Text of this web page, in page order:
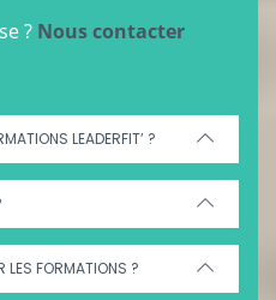
? Nous contacter
LEADERFIT’ ?
LES FORMATIONS ?